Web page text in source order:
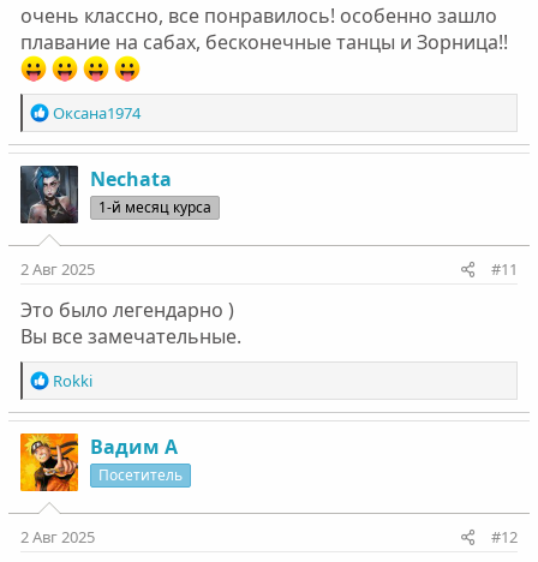
очень классно, все понравилось! особенно зашло
плавание на сабах, бесконечные танцы и Зорница!!
Р
е
а
к
ц
и
и
:
Оксана1974
Nechata
1-й месяц курса
2 Авг 2025 #11
Это было легендарно )
Вы все замечательные.
Р
е
а
к
ц
и
и
:
Rokki
Вадим А
Посетитель
2 Авг 2025 #12